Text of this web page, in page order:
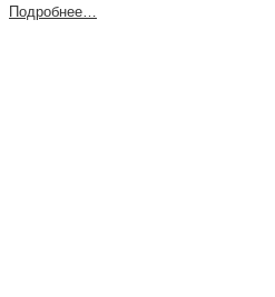
Подробнее…